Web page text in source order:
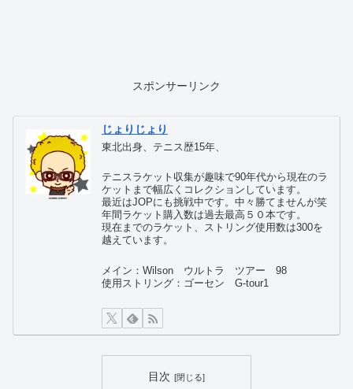
スポンサーリンク
じょりじょり
東北出身、テニス歴15年、
テニスラケット収集が趣味で90年代から現在のラ
ケットまで幅広くコレクションしています。
最近はJOPにも挑戦中です。中々勝てませんが笑
年間ラケット購入数は過去最高５０本です。
現在までのラケット、ストリング使用数は300を
越えています。
メイン：Wilson ウルトラ ツアー 98
使用ストリング：ゴーセン G-tour1
目次